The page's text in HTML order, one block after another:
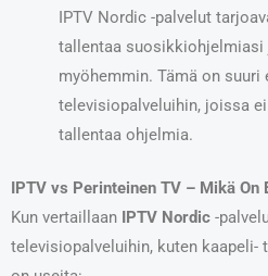
IPTV Nordic -palvelut
tallentaa
myöhemmin. Tämä on
televisiopalveluihin, joissa
tallentaa ohjelmia.
IPTV vs Perinteinen TV – Mikä On
Kun vertaillaan IPTV Nordic -
televisiopalveluihin, kuten